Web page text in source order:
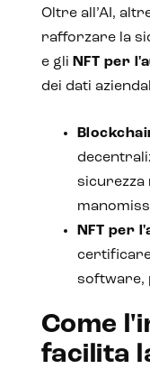
Oltre all’AI,
rafforzare la
e gli NFT per
dei dati
sicurezza
NFT per
software,
Come
facilita